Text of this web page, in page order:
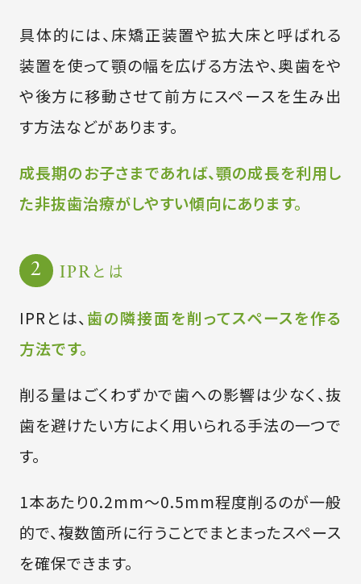
具体的には、床矯正装置や拡大床と呼ばれる
装置を使って顎の幅を広げる方法や、奥歯をや
や後方に移動させて前方にスペースを生み出
す方法などがあります。
成長期のお子さまであれば、顎の成長を利用し
た非抜歯治療がしやすい傾向にあります。
IPRとは
IPRとは、 歯の隣接面を削ってスペースを作る
方法です。
削る量はごくわずかで歯への影響は少なく、抜
歯を避けたい方によく用いられる手法の一つで
す。
1本あたり0.2mm〜0.5mm程度削るのが一般
的で、複数箇所に行うことでまとまったスペース
を確保できます。